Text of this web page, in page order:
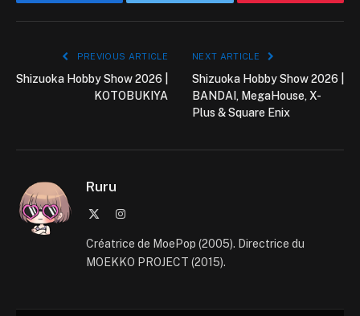
PREVIOUS ARTICLE
Shizuoka Hobby Show 2026 |
KOTOBUKIYA
NEXT ARTICLE
Shizuoka Hobby Show 2026 |
BANDAI, MegaHouse, X-
Plus & Square Enix
Ruru
Instagram
Créatrice de MoePop (2005). Directrice du
MOEKKO PROJECT (2015).